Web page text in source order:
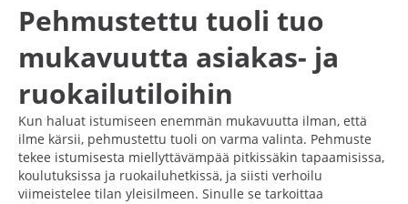
Pehmustettu tuoli tuo
mukavuutta asiakas- ja
ruokailutiloihin
Kun haluat istumiseen enemmän mukavuutta ilman, että
ilme kärsii, pehmustettu tuoli on varma valinta. Pehmuste
tekee istumisesta miellyttävämpää pitkissäkin tapaamisissa,
koulutuksissa ja ruokailuhetkissä, ja siisti verhoilu
viimeistelee tilan yleisilmeen. Sinulle se tarkoittaa